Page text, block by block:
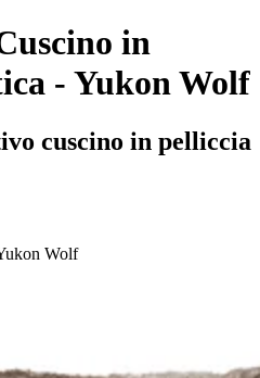
in
- Yukon Wolf
cuscino in pelliccia
Wolf